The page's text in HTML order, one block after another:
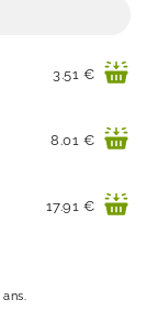
Prix
3.51 €
Prix
8.01 €
Prix
17.91 €